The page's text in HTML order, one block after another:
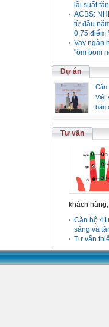
lãi suất
ACBS:
từ đầu
0,75 điểm
Vay ngân
"ôm bom
Dự án
Căn
Việt
bán
Tư vấn
khách
Căn hộ
sáng và
Tư vấn